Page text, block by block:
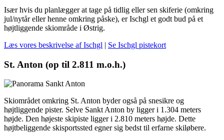
Især hvis du planlægger at tage på tidlig eller sen skiferie (omkring
jul/nytår eller henne omkring påske), er Ischgl et godt bud på et
højtliggende skiområde i Østrig.
Læs vores beskrivelse af Ischgl | Se Ischgl pistekort
St. Anton (op til 2.811 m.o.h.)
Skiområdet omkring St. Anton byder også på snesikre og
højtliggende pister. Selve Sankt Anton by ligger i 1.304 meters
højde. Den højeste skipiste ligger i 2.810 meters højde. Dette
højtbeliggende skisportssted egner sig bedst til erfarne skiløbere.